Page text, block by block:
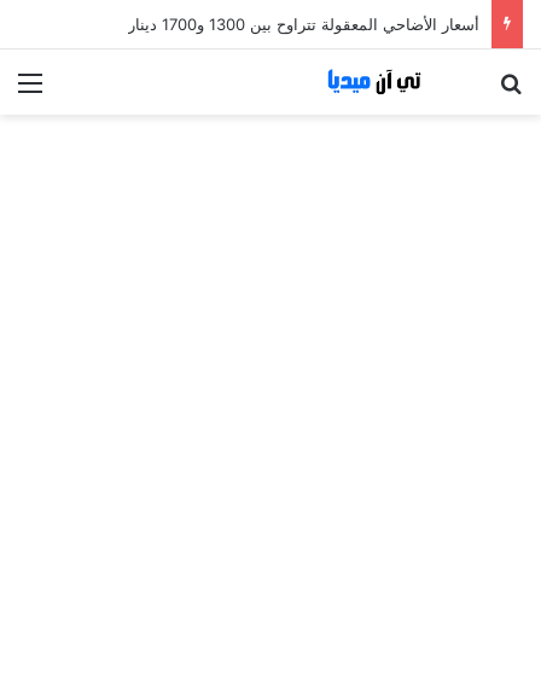
أسعار الأضاحي المعقولة تتراوح بين 1300 و1700 دينار